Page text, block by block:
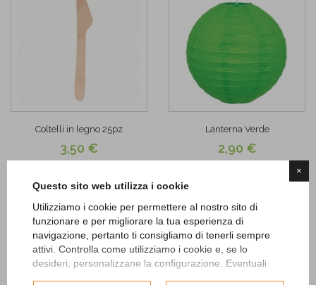
×
Questo sito web utilizza i cookie
Utilizziamo i cookie per permettere al nostro sito di
funzionare e per migliorare la tua esperienza di
navigazione, pertanto ti consigliamo di tenerli sempre
attivi. Controlla come utilizziamo i cookie e, se lo
desideri, personalizzane la configurazione. Eventuali
Coltelli in legno 25pz
3,50 €
Add to
Wishlist
Lanterna Verde
2,90 €
Add to
Wishlist